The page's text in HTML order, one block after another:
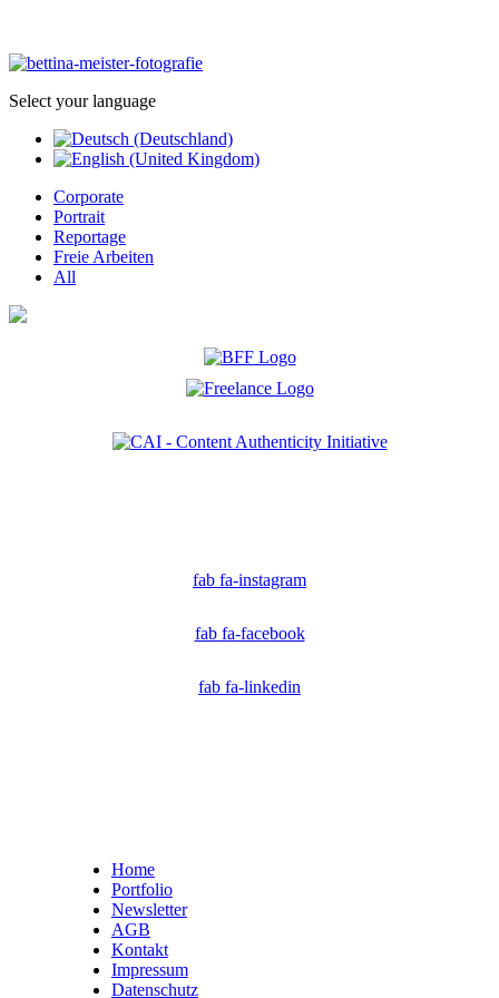
Select your language
Corporate
Portrait
Reportage
Freie Arbeiten
All
fab fa-instagram
fab fa-facebook
fab fa-linkedin
Home
Portfolio
Newsletter
AGB
Kontakt
Impressum
Datenschutz